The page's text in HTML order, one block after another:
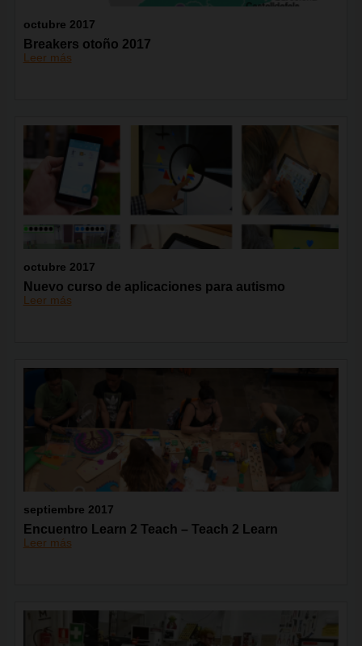
octubre 2017
Breakers otoño 2017
Leer más
octubre 2017
Nuevo curso de aplicaciones para autismo
Leer más
septiembre 2017
Encuentro Learn 2 Teach – Teach 2 Learn
Leer más